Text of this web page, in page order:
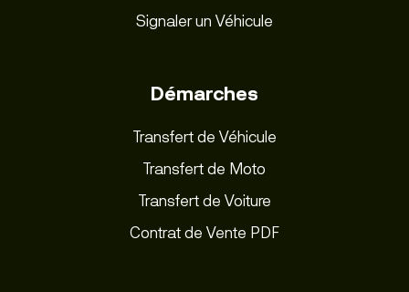
Signaler un Véhicule
Démarches
Transfert de Véhicule
Transfert de Moto
Transfert de Voiture
Contrat de Vente PDF